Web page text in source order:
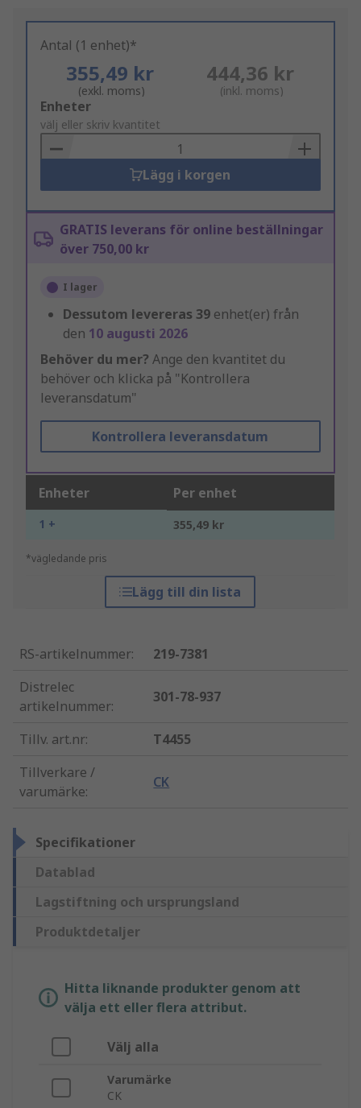
Antal (1 enhet)*
355,49 kr
(exkl. moms)
444,36 kr
(inkl. moms)
Add
to
Basket
Enheter
välj eller skriv kvantitet
Lägg i korgen
GRATIS leverans för online beställningar
över 750,00 kr
I lager
Dessutom levereras 39 enhet(er) från
den 10 augusti 2026
Behöver du mer? Ange den kvantitet du
behöver och klicka på "Kontrollera
leveransdatum"
Kontrollera leveransdatum
Enheter Per enhet
1 + 355,49 kr
*vägledande pris
Lägg till din lista
RS-artikelnummer:
219-7381
Distrelec
artikelnummer:
301-78-937
Tillv. art.nr:
T4455
Tillverkare /
varumärke:
CK
Specifikationer
Datablad
Lagstiftning och ursprungsland
Produktdetaljer
Hitta liknande produkter genom att
välja ett eller flera attribut.
Välj alla
Varumärke
CK